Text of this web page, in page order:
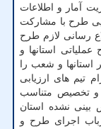
آمار و اطلاعات
طرح با مشارکت
رسانی لازم طرح
استانها و
و شعب را
تیم های ارزیابی
و تخصیص متناسب
بینی نشده استان
اجرای طرح و